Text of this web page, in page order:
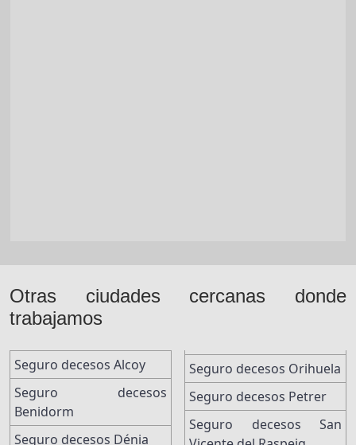
Otras ciudades cercanas donde
trabajamos
Seguro decesos Alcoy
Seguro decesos
Benidorm
Seguro decesos Dénia
Seguro decesos Orihuela
Seguro decesos Petrer
Seguro decesos San